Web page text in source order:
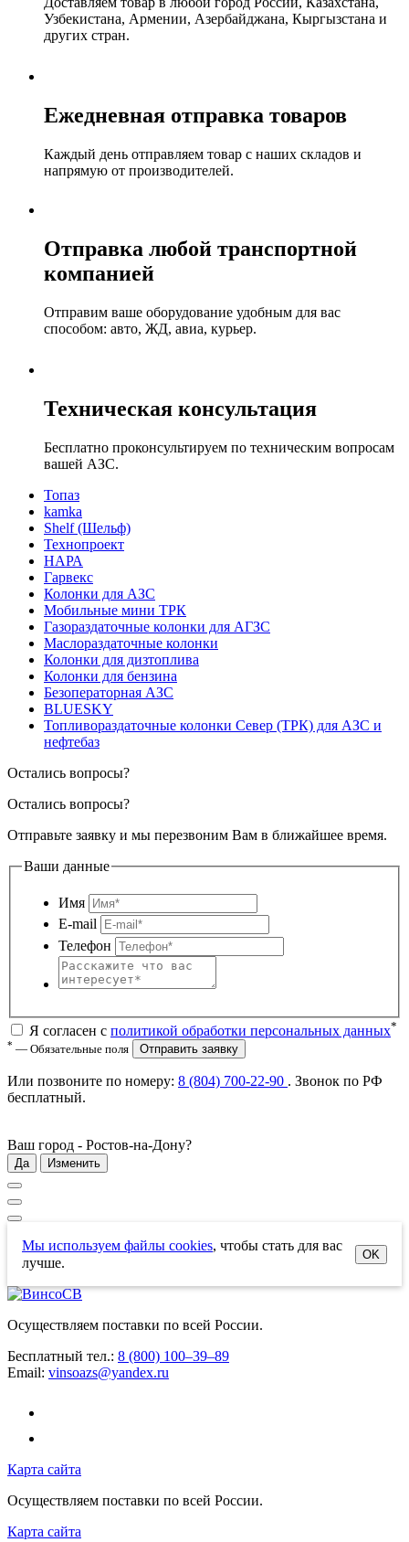
Узбекистана, Армении, Азербайджана, Кыргызстана и
других стран.
Ежедневная отправка товаров
Каждый день отправляем товар с наших складов и
напрямую от производителей.
Отправка любой транспортной
компанией
Отправим ваше оборудование удобным для вас
способом: авто, ЖД, авиа, курьер.
Техническая консультация
Бесплатно проконсультируем по техническим вопросам
вашей АЗС.
Топаз
kamka
Shelf (Шельф)
Технопроект
НАРА
Гарвекс
Колонки для АЗС
Мобильные мини ТРК
Газораздаточные колонки для АГЗС
Маслораздаточные колонки
Колонки для дизтоплива
Колонки для бензина
Безоператорная АЗС
BLUESKY
Топливораздаточные колонки Север (ТРК) для АЗС и
нефтебаз
Остались вопросы?
Остались вопросы?
Отправьте заявку и мы перезвоним Вам в ближайшее время.
Ваши данные
Имя
E-mail
Телефон
Я согласен с политикой обработки персональных данных*
* — Обязательные поля Отправить заявку
Или позвоните по номеру: 8 (804) 700-22-90 . Звонок по РФ
бесплатный.
Ваш город - Ростов-на-Дону?
Да Изменить
Мы используем файлы cookies, чтобы стать для вас
лучше.
OK
Осуществляем поставки по всей России.
Бесплатный тел.: 8 (800) 100–39–89
Email: vinsoazs@yandex.ru
Карта сайта
Осуществляем поставки по всей России.
Карта сайта